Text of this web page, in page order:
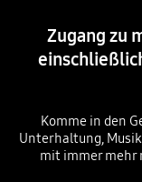
Zugang zu
Komme in den
Unterhaltung,
mit immer mehr